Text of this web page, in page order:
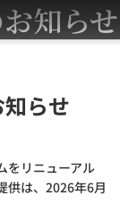
知らせ
らせ
をリニューアル
供は、2026年6月